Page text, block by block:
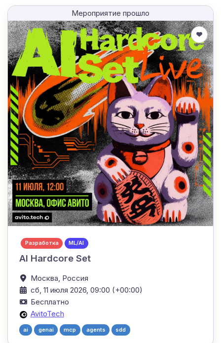
Мероприятие прошло
Разработка ML/AI
AI Hardcore Set
Москва, Россия
сб, 11 июля 2026, 09:00 (+00:00)
Бесплатно
AvitoTech
ai genai mcp agents sdd